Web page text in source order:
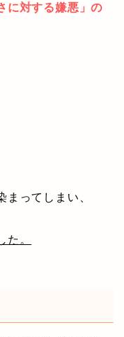
に対する嫌悪」の
ってしまい、
た。